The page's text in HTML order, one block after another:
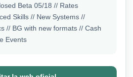
Beta 05/18 // Rates
Skills // New Systems //
// BG with new formats // Cash
Events